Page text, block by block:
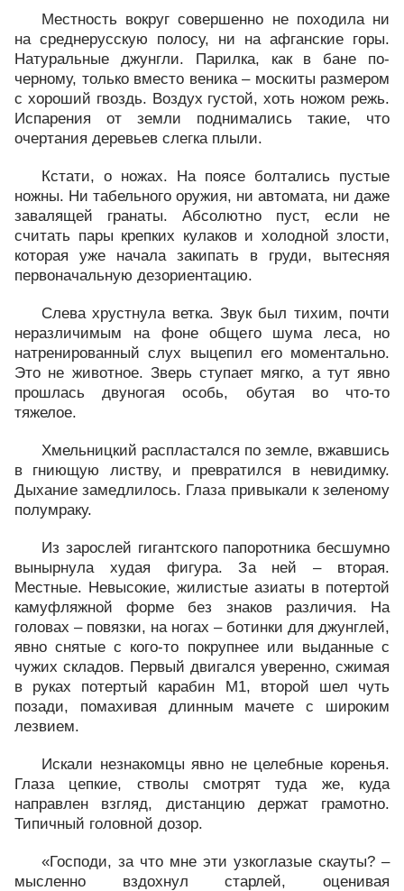
Местность вокруг совершенно не походила ни
на среднерусскую полосу, ни на афганские горы.
Натуральные джунгли. Парилка, как в бане по-
черному, только вместо веника – москиты размером
с хороший гвоздь. Воздух густой, хоть ножом режь.
Испарения от земли поднимались такие, что
очертания деревьев слегка плыли.
Кстати, о ножах. На поясе болтались пустые
ножны. Ни табельного оружия, ни автомата, ни даже
завалящей гранаты. Абсолютно пуст, если не
считать пары крепких кулаков и холодной злости,
которая уже начала закипать в груди, вытесняя
первоначальную дезориентацию.
Слева хрустнула ветка. Звук был тихим, почти
неразличимым на фоне общего шума леса, но
натренированный слух выцепил его моментально.
Это не животное. Зверь ступает мягко, а тут явно
прошлась двуногая особь, обутая во что-то
тяжелое.
Хмельницкий распластался по земле, вжавшись
в гниющую листву, и превратился в невидимку.
Дыхание замедлилось. Глаза привыкали к зеленому
полумраку.
Из зарослей гигантского папоротника бесшумно
вынырнула худая фигура. За ней – вторая.
Местные. Невысокие, жилистые азиаты в потертой
камуфляжной форме без знаков различия. На
головах – повязки, на ногах – ботинки для джунглей,
явно снятые с кого-то покрупнее или выданные с
чужих складов. Первый двигался уверенно, сжимая
в руках потертый карабин М1, второй шел чуть
позади, помахивая длинным мачете с широким
лезвием.
Искали незнакомцы явно не целебные коренья.
Глаза цепкие, стволы смотрят туда же, куда
направлен взгляд, дистанцию держат грамотно.
Типичный головной дозор.
«Господи, за что мне эти узкоглазые скауты? –
мысленно вздохнул старлей, оценивая